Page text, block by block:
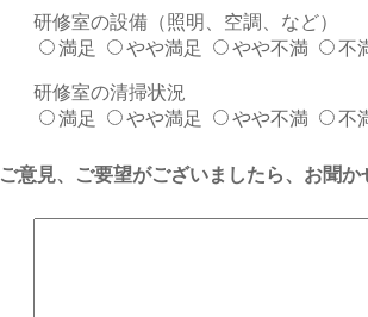
研修室の設備（照明、空調、など）
満足
やや満足 やや不満 不
研修室の清掃状況
満足
やや満足 やや不満 不
ご意見、ご要望がございましたら、お聞か